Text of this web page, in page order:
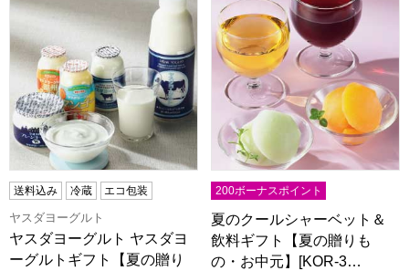
送料込み 冷蔵 エコ包装
ヤスダヨーグルト
ヤスダヨーグルト ヤスダヨ
ーグルトギフト【夏の贈り
200ボーナスポイント
夏のクールシャーベット＆
飲料ギフト【夏の贈りも
の・お中元】[KOR-3…